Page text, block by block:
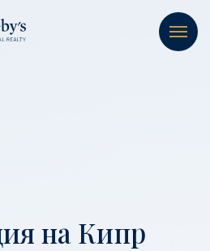
на Кипр